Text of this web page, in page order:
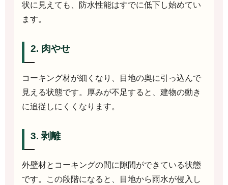
状に見えても、防水性能はすでに低下し始めてい
ます。
2. 肉やせ
コーキング材が細くなり、目地の奥に引っ込んで
見える状態です。厚みが不足すると、建物の動き
に追従しにくくなります。
3. 剥離
外壁材とコーキングの間に隙間ができている状態
です。この段階になると、目地から雨水が侵入し